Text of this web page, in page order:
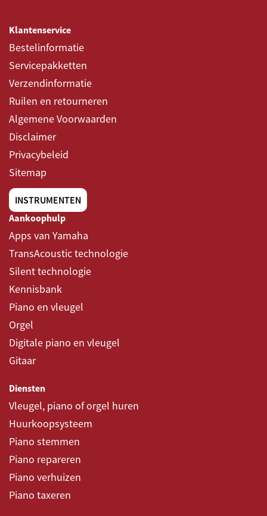
Klantenservice
Bestelinformatie
Servicepakketten
Verzendinformatie
Ruilen en retourneren
Algemene Voorwaarden
Disclaimer
Privacybeleid
Sitemap
INSTRUMENTEN
Aankoophulp
Apps van Yamaha
TransAcoustic technologie
Silent technologie
Kennisbank
Piano en vleugel
Orgel
Digitale piano en vleugel
Gitaar
Diensten
Vleugel, piano of orgel huren
Huurkoopsysteem
Piano stemmen
Piano repareren
Piano verhuizen
Piano taxeren